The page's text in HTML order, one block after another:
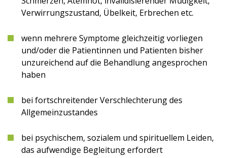
Verwirrungszustand, Übelkeit, Erbrechen etc.
wenn mehrere Symptome gleichzeitig vorliegen
und/oder die Patientinnen und Patienten bisher
unzureichend auf die Behandlung angesprochen
haben
bei fortschreitender Verschlechterung des
Allgemeinzustandes
bei psychischem, sozialem und spirituellem Leiden,
das aufwendige Begleitung erfordert